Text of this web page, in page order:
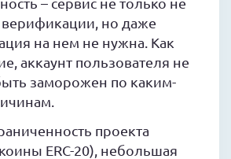
верификации, но даже
на нем не нужна. Как
аккаунт пользователя не
заморожен по каким-
проекта
ERC-20), небольшая